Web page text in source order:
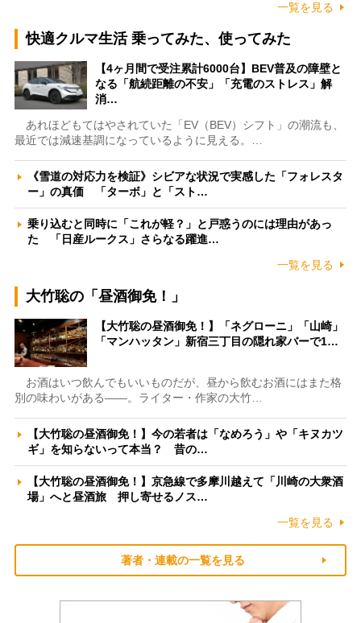
一覧を見る
快適クルマ生活 乗ってみた、使ってみた
【4ヶ月間で受注累計6000台】BEV普及の障壁と
なる「航続距離の不安」「充電のストレス」解
消…
あれほどもてはやされていた「EV（BEV）シフト」の潮流も、
最近では減速基調になっているように見える。…
《雪道の対応力を検証》シビアな状況で実感した「フォレスタ
ー」の真価 「ターボ」と「スト…
乗り込むと同時に「これが軽？」と戸惑うのには理由があっ
た 「日産ルークス」さらなる躍進…
一覧を見る
大竹聡の「昼酒御免！」
【大竹聡の昼酒御免！】「ネグローニ」「山崎」
「マンハッタン」新宿三丁目の隠れ家バーで1…
お酒はいつ飲んでもいいものだが、昼から飲むお酒にはまた格
別の味わいがある――。ライター・作家の大竹…
【大竹聡の昼酒御免！】今の若者は「なめろう」や「キヌカツ
ギ」を知らないって本当？ 昔の…
【大竹聡の昼酒御免！】京急線で多摩川越えて「川崎の大衆酒
場」へと昼酒旅 押し寄せるノス…
一覧を見る
著者・連載の一覧を見る